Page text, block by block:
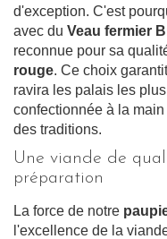
d'exception. C'est
avec du Veau fermier
reconnue pour sa
rouge. Ce choix
ravira les palais les
confectionnée à la
des traditions.
Une viande de
préparation
La force de notre
l'excellence de la